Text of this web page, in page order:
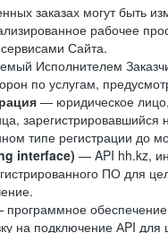
заказах могут
рабочее
Сайта.
Исполнителем
по услугам,
— юридическое
типе регистрации до
interface) — API hh.kz,
ПО для
на подключение АPI для